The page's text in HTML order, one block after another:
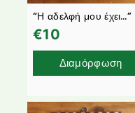
“Η αδελφή μου έχει…”
€10
Διαμόρφωση